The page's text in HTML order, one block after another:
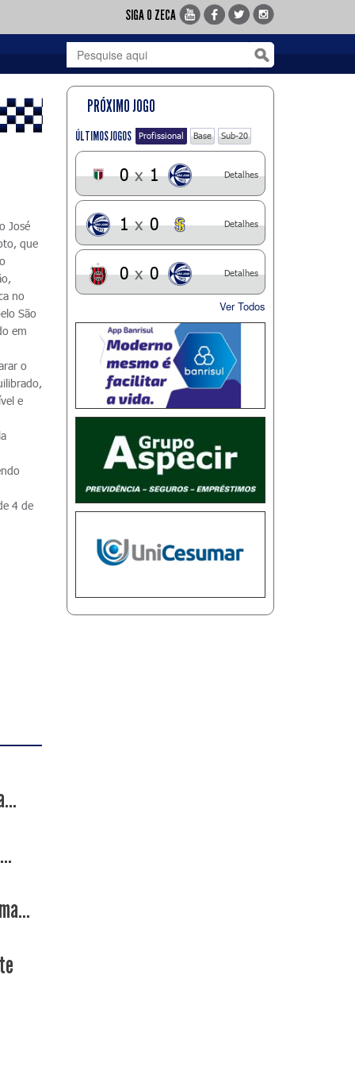
SIGA O ZECA
José
que
no
São
em
o
e
4 de
PRÓXIMO JOGO
ÚLTIMOS JOGOS Profissional Base Sub-20
0 x 1 Detalhes
1 x 0 Detalhes
0 x 0 Detalhes
Ver Todos